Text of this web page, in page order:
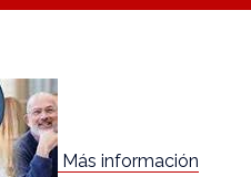
Más información